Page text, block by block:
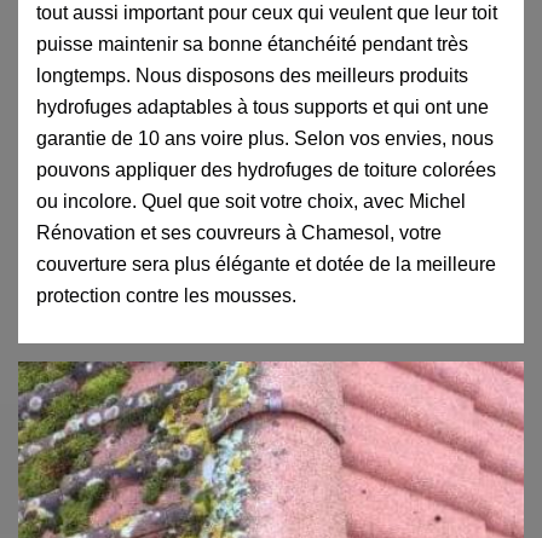
tout aussi important pour ceux qui veulent que leur toit
puisse maintenir sa bonne étanchéité pendant très
longtemps. Nous disposons des meilleurs produits
hydrofuges adaptables à tous supports et qui ont une
garantie de 10 ans voire plus. Selon vos envies, nous
pouvons appliquer des hydrofuges de toiture colorées
ou incolore. Quel que soit votre choix, avec Michel
Rénovation et ses couvreurs à Chamesol, votre
couverture sera plus élégante et dotée de la meilleure
protection contre les mousses.